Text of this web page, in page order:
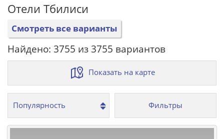
Отели Тбилиси
Смотреть все варианты
Найдено: 3755 из 3755 вариантов
Показать на карте
Фильтры